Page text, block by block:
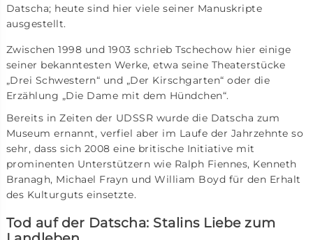
Datscha; heute sind hier viele seiner Manuskripte
ausgestellt.
Zwischen 1998 und 1903 schrieb Tschechow hier einige
seiner bekanntesten Werke, etwa seine Theaterstücke
„Drei Schwestern“ und „Der Kirschgarten“ oder die
Erzählung „Die Dame mit dem Hündchen“.
Bereits in Zeiten der UDSSR wurde die Datscha zum
Museum ernannt, verfiel aber im Laufe der Jahrzehnte so
sehr, dass sich 2008 eine britische Initiative mit
prominenten Unterstützern wie Ralph Fiennes, Kenneth
Branagh, Michael Frayn und William Boyd für den Erhalt
des Kulturguts einsetzte.
Tod auf der Datscha: Stalins Liebe zum